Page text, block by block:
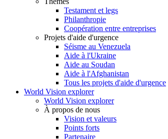
Testament et legs
Philanthropie
Coopération entre entreprises
Projets d'aide d'urgence
Séisme au Venezuela
Aide à l'Ukraine
Aide au Soudan
Aide à l'Afghanistan
Tous les projets d'aide d'urgence
World Vision explorer
World Vision explorer
À propos de nous
Vision et valeurs
Points forts
Partenaire